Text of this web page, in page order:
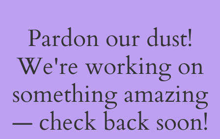
Pardon our dust!
We're working on
something amazing
— check back soon!